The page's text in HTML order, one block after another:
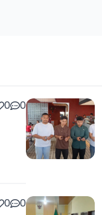
0 0
0 0